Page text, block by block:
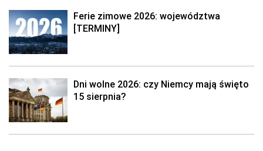
Ferie zimowe 2026: województwa
[TERMINY]
Dni wolne 2026: czy Niemcy mają święto
15 sierpnia?